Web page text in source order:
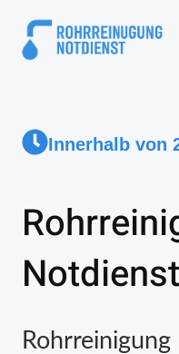
Innerhalb von